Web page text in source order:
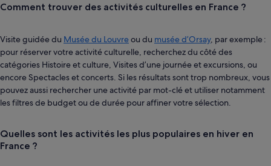
Comment trouver des activités culturelles en France ?
Visite guidée du Musée du Louvreou du musée d’Orsay, par exemple :
pour réserver votre activité culturelle, recherchez du côté des
catégories Histoire et culture, Visites d’une journée et excursions, ou
encore Spectacles et concerts. Si les résultats sont trop nombreux, vous
pouvez aussi rechercher une activité par mot-clé et utiliser notamment
les filtres de budget ou de durée pour affiner votre sélection.
Quelles sont les activités les plus populaires en hiver en
France ?